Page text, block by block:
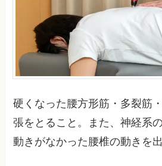
硬くなった腰方形筋・多裂筋
張をとること。また、神経系
動きがなかった腰椎の動きを出